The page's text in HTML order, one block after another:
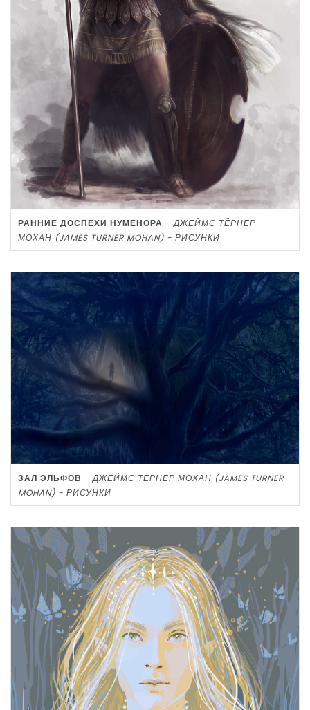
РАННИЕ ДОСПЕХИ НУМЕНОРА -ДЖЕЙМС ТЁРНЕР
МОХАН (JAMES TURNER MOHAN) - РИСУНКИ
ЗАЛ ЭЛЬФОВ -ДЖЕЙМС ТЁРНЕР МОХАН (JAMES TURNER
MOHAN) - РИСУНКИ